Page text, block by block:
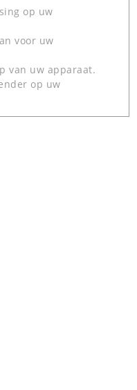
op uw
voor uw
van uw apparaat.
op uw